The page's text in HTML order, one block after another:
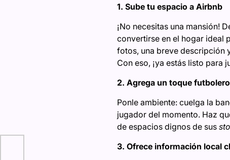
1. Sube tu espacio a Airbnb
¡No necesitas una mansión!
convertirse en el hogar ideal
fotos, una breve descripción
Con eso, ¡ya estás listo para
2. Agrega un toque futbolero
Ponle ambiente: cuelga la
jugador del momento. Haz
de espacios dignos de sus
3. Ofrece información local